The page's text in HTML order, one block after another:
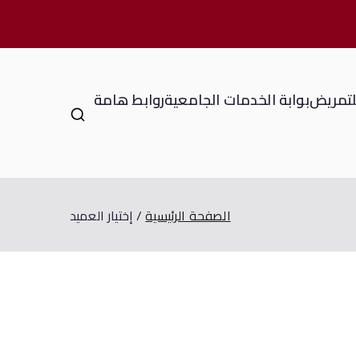
بوابة الخدمات الجامعيةروابط هامة
الصفحة الرئيسية إختيار العميد